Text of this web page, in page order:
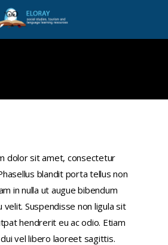
dolor sit amet, consectetur
blandit porta tellus non
in nulla ut augue bibendum
Suspendisse non ligula sit
hendrerit eu ac odio. Etiam
vel libero laoreet sagittis.